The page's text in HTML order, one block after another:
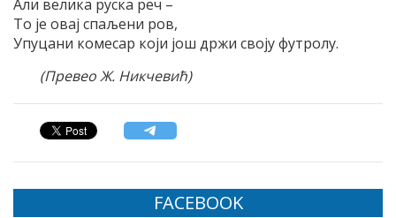
Али велика руска реч –
То је овај спаљени ров,
Упуцани комесар који још држи своју футролу.
(Превео Ж. Никчевић)
FACEBOOK